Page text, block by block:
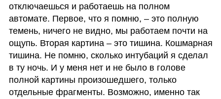
отключаешься и работаешь на полном
автомате. Первое, что я помню, – это полную
темень, ничего не видно, мы работаем почти на
ощупь. Вторая картина – это тишина. Кошмарная
тишина. Не помню, сколько интубаций я сделал
в ту ночь. И у меня нет и не было в голове
полной картины произошедшего, только
отдельные фрагменты. Возможно, именно так